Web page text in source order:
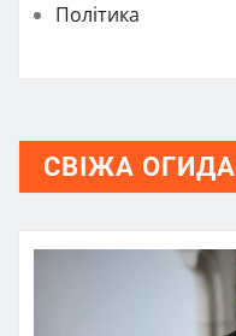
Політика
СВІЖА ОГИДА